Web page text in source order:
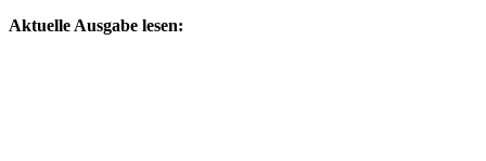
Aktuelle Ausgabe lesen: